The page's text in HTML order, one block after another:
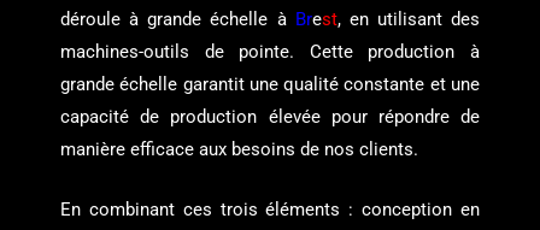
déroule à grande échelle à Brest, en utilisant des
machines-outils de pointe. Cette production à
grande échelle garantit une qualité constante et une
capacité de production élevée pour répondre de
manière efficace aux besoins de nos clients.
En combinant ces trois éléments : conception en